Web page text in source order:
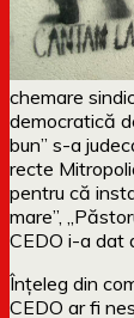
chemare
democratică
bun” s-a
recte
pentru că
mare”,
CEDO i-a dat
Înțeleg din
CEDO ar fi